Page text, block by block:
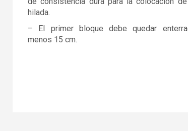
hilada.
– El primer bloque debe quedar
menos 15 cm.